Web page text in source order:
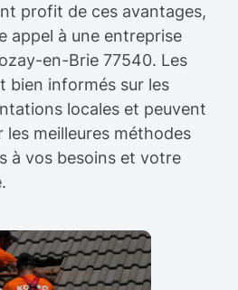
profit de ces avantages,
appel à une entreprise
en-Brie 77540. Les
bien informés sur les
locales et peuvent
meilleures méthodes
à vos besoins et votre